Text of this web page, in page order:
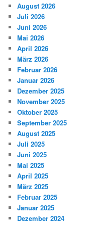
August 2026
Juli 2026
Juni 2026
Mai 2026
April 2026
März 2026
Februar 2026
Januar 2026
Dezember 2025
November 2025
Oktober 2025
September 2025
August 2025
Juli 2025
Juni 2025
Mai 2025
April 2025
März 2025
Februar 2025
Januar 2025
Dezember 2024